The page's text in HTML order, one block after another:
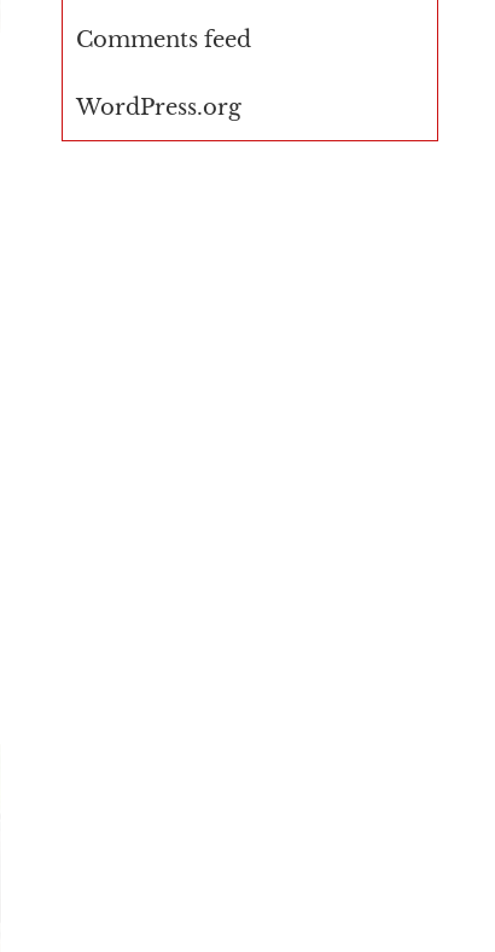
Comments feed
WordPress.org